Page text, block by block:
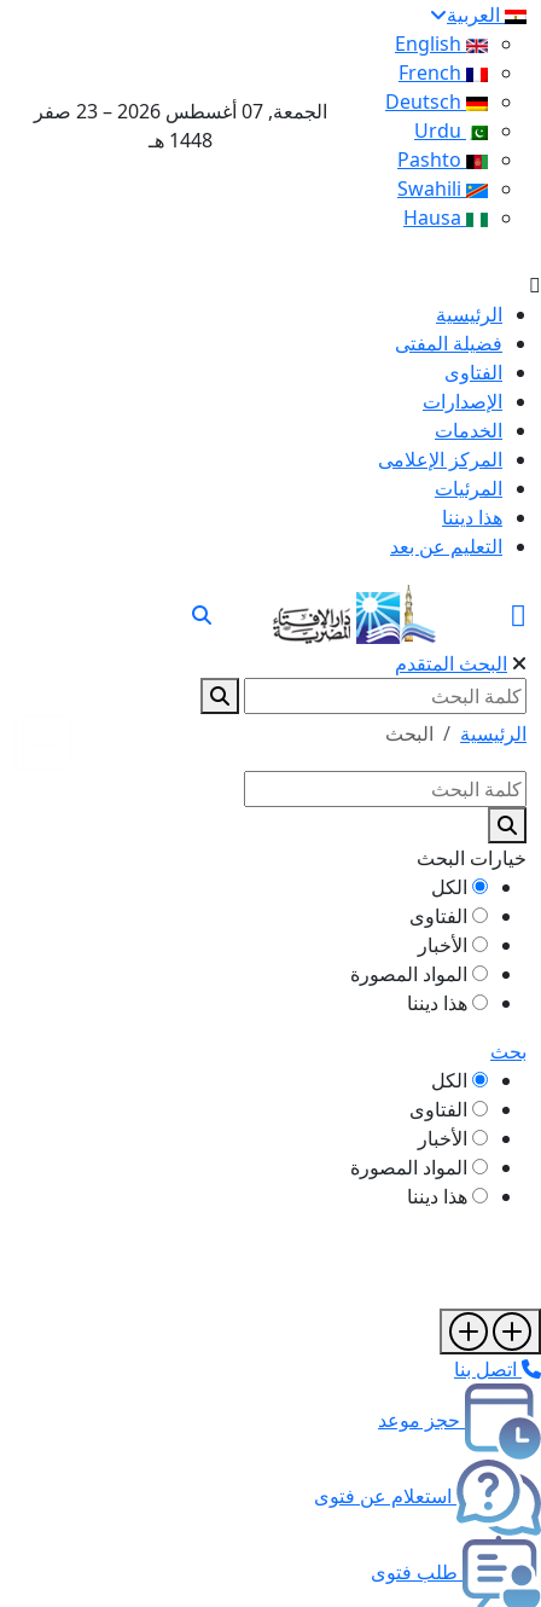
العربية
الجمعة, 07 أغسطس 2026 – 23 صفر
1448 هـ
الرئيسية
فضيلة المفتى
الفتاوى
الإصدارات
الخدمات
المركز الإعلامى
المرئيات
هذا ديننا
التعليم عن بعد
البحث المتقدم
الرئيسية البحث
خيارات البحث
الكل
الفتاوى
الأخبار
المواد المصورة
هذا ديننا
بحث
الكل
الفتاوى
الأخبار
المواد المصورة
هذا ديننا
اتصل بنا
حجز موعد
استعلام عن فتوى
طلب فتوى